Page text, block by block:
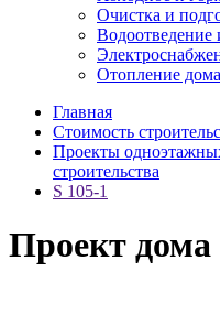
Очистка и
Водоотведение
Отопление
Главная
Стоимость
Проекты
строительства
S 105-1
Проект дома